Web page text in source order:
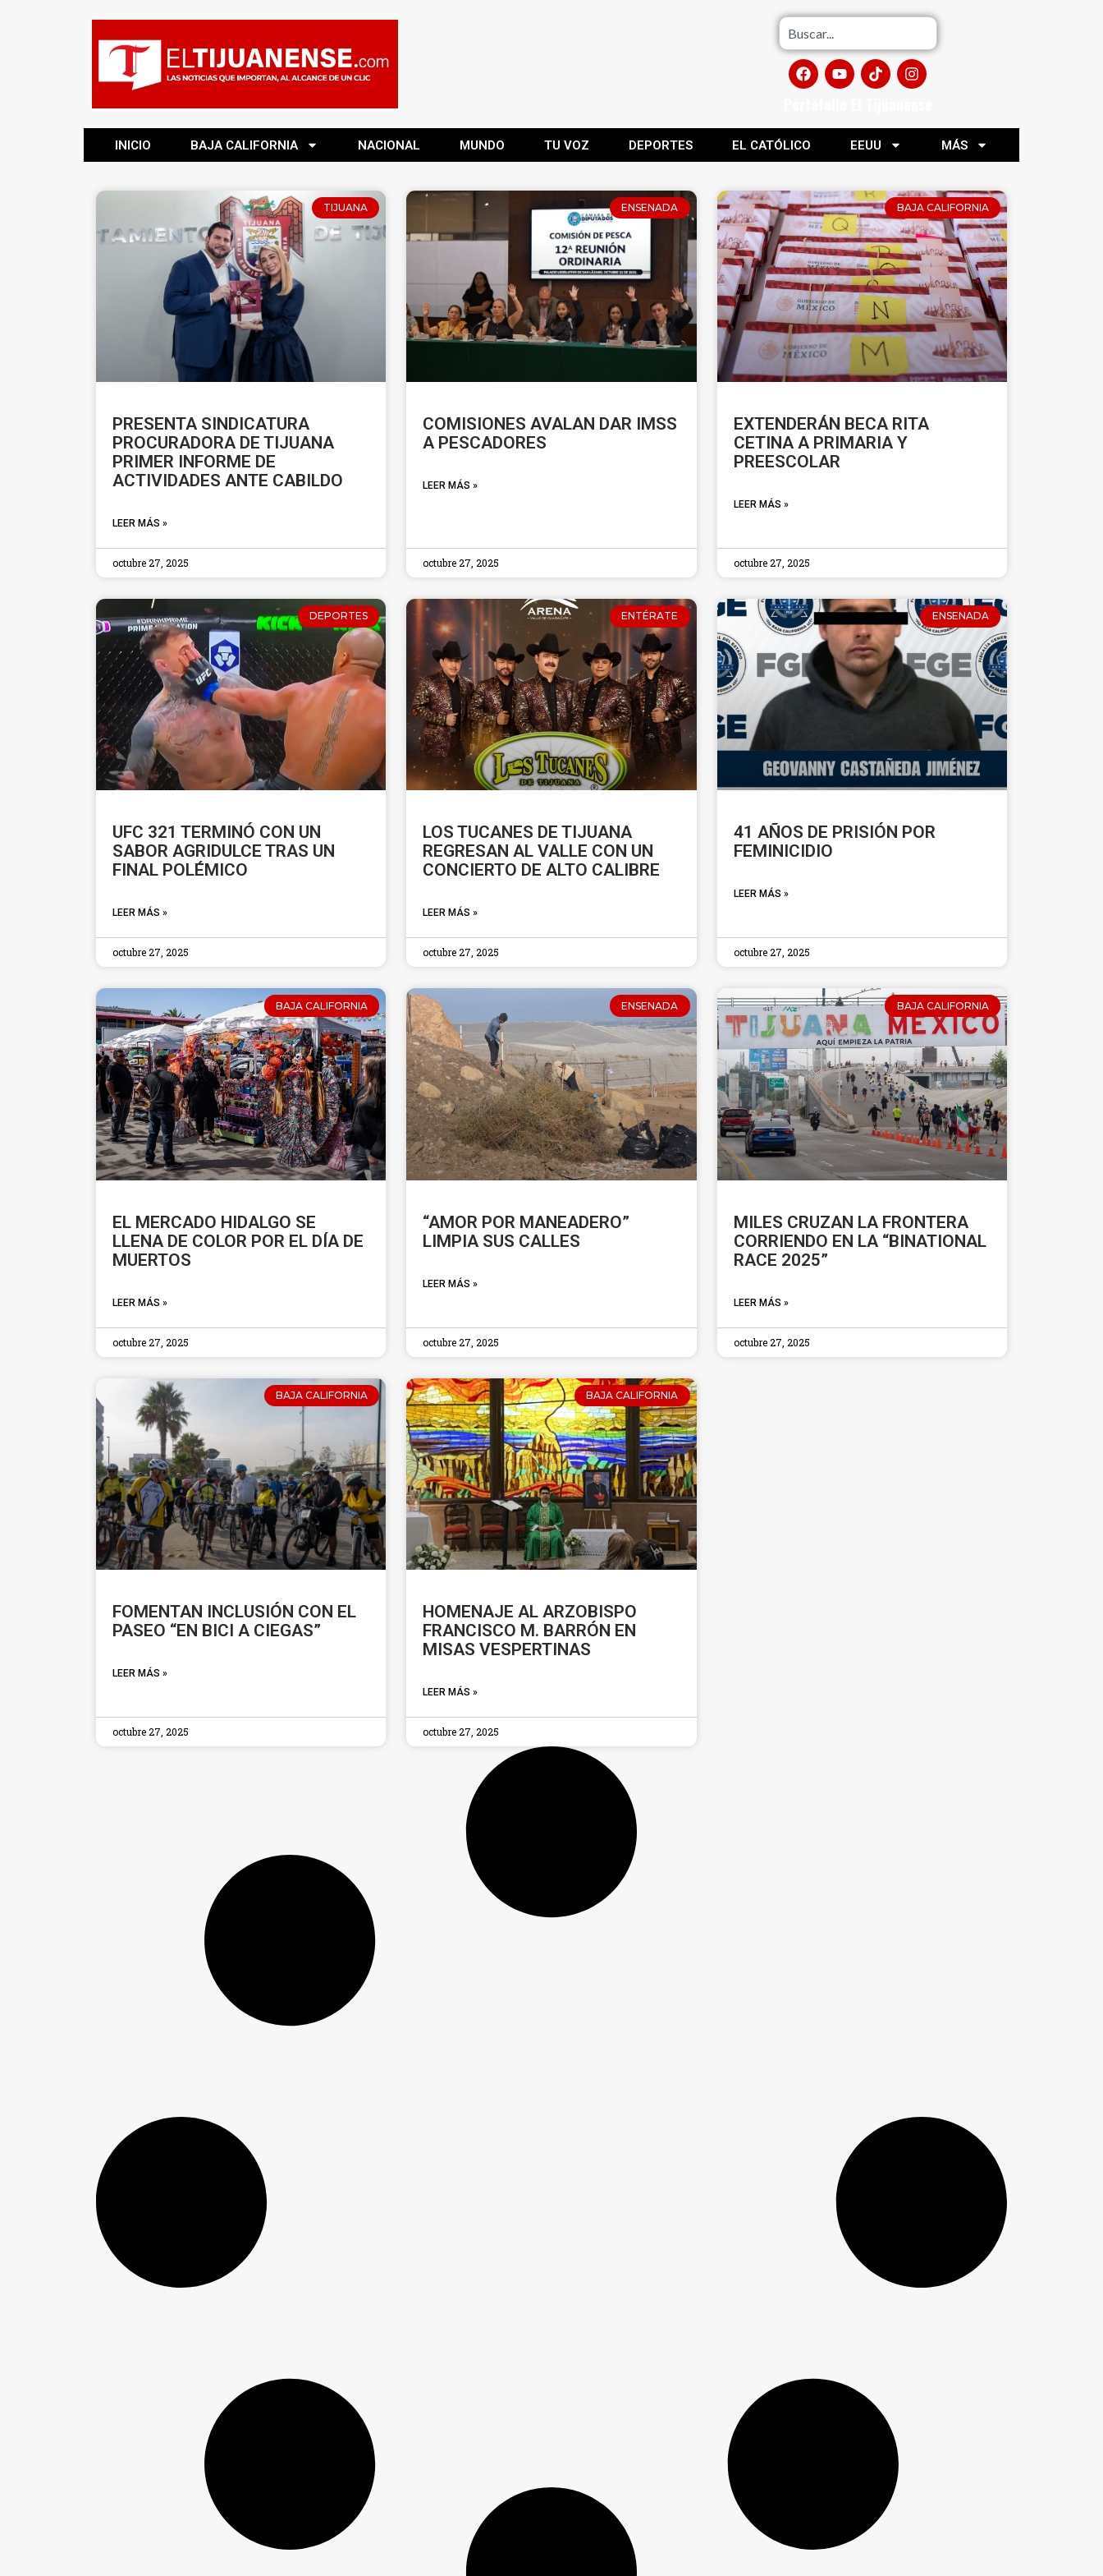
INICIO BAJA CALIFORNIA NACIONAL MUNDO TU VOZ DEPORTES EL CATÓLICO EEUU MÁS
TIJUANA
PRESENTA SINDICATURA
PROCURADORA DE TIJUANA
PRIMER INFORME DE
ACTIVIDADES ANTE CABILDO
LEER MÁS »
octubre 27, 2025
ENSENADA
COMISIONES AVALAN DAR IMSS
A PESCADORES
LEER MÁS »
octubre 27, 2025
BAJA CALIFORNIA
EXTENDERÁN BECA RITA
CETINA A PRIMARIA Y
PREESCOLAR
LEER MÁS »
octubre 27, 2025
DEPORTES
UFC 321 TERMINÓ CON UN
SABOR AGRIDULCE TRAS UN
FINAL POLÉMICO
LEER MÁS »
octubre 27, 2025
ENTÉRATE
LOS TUCANES DE TIJUANA
REGRESAN AL VALLE CON UN
CONCIERTO DE ALTO CALIBRE
LEER MÁS »
octubre 27, 2025
ENSENADA
41 AÑOS DE PRISIÓN POR
FEMINICIDIO
LEER MÁS »
octubre 27, 2025
BAJA CALIFORNIA
EL MERCADO HIDALGO SE
LLENA DE COLOR POR EL DÍA DE
MUERTOS
LEER MÁS »
octubre 27, 2025
ENSENADA
“AMOR POR MANEADERO”
LIMPIA SUS CALLES
LEER MÁS »
octubre 27, 2025
BAJA CALIFORNIA
MILES CRUZAN LA FRONTERA
CORRIENDO EN LA “BINATIONAL
RACE 2025”
LEER MÁS »
octubre 27, 2025
BAJA CALIFORNIA
FOMENTAN INCLUSIÓN CON EL
PASEO “EN BICI A CIEGAS”
LEER MÁS »
octubre 27, 2025
BAJA CALIFORNIA
HOMENAJE AL ARZOBISPO
FRANCISCO M. BARRÓN EN
MISAS VESPERTINAS
LEER MÁS »
octubre 27, 2025